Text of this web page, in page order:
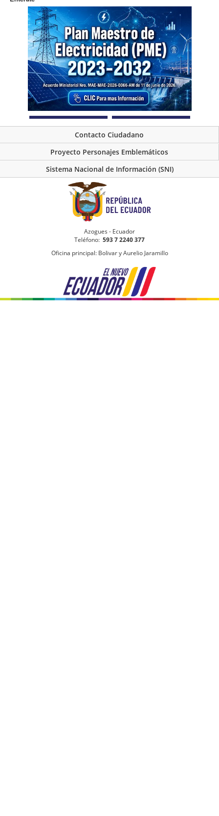
Contacto Ciudadano
Proyecto Personajes Emblemáticos
Sistema Nacional de Información (SNI)
Azogues - Ecuador
Teléfono: 593 7 2240 377
Oficina principal: Bolivar y Aurelio Jaramillo